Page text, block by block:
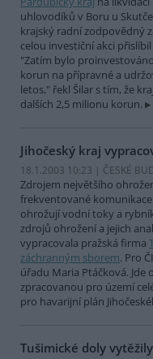
uhlovodíků v Boru u
krajský radní zodpovědný
celou investiční akci přislíbil
"Zatím bylo
korun na přípravné a
letos," řekl Šilar s tím, že
dalších 2,5 milionu korun.
Jihočeský kraj
18.1.2003 10:23 | ČESKÉ
Zdrojem největšího
frekventované
ohrožují vodní toky a
zdrojů ohrožení a jejich
vypracovala pražská firma
záchranným sborem. Pro
úřadu Maria Ptáčková.
zpracovanou pro území
pro havarijní plán
Tušimické doly